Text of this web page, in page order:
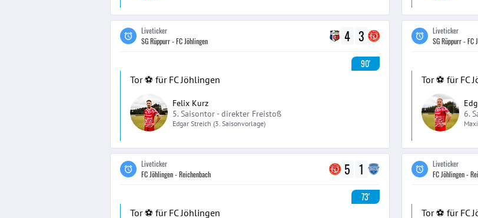
Liveticker
SG Rüppurr - FC Jöhlingen
4 3
90'
Tor ⚽️ für FC Jöhlingen
Felix Kurz
5. Saisontor -direkter Freistoß
Edgar Streich (3. Saisonvorlage)
Liveticker
SG Rüppurr - FC
Tor ⚽️ für FC
6.
Liveticker
FC Jöhlingen - Reichenbach
5 1
73'
Tor ⚽️ für FC Jöhlingen
Liveticker
FC Jöhlingen -
Tor ⚽️ für FC